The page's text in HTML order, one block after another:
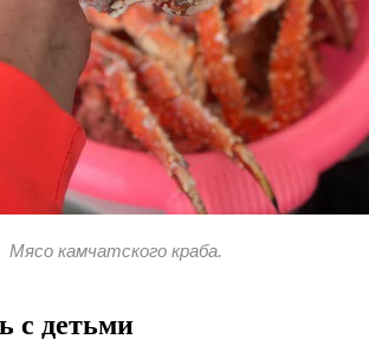
Мясо камчатского краба.
с детьми